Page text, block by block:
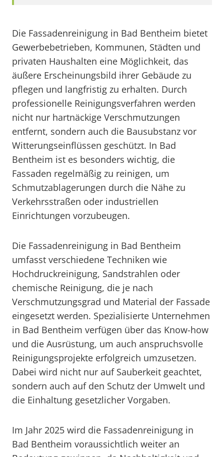
Die Fassadenreinigung in Bad Bentheim bietet
Gewerbebetrieben, Kommunen, Städten und
privaten Haushalten eine Möglichkeit, das
äußere Erscheinungsbild ihrer Gebäude zu
pflegen und langfristig zu erhalten. Durch
professionelle Reinigungsverfahren werden
nicht nur hartnäckige Verschmutzungen
entfernt, sondern auch die Bausubstanz vor
Witterungseinflüssen geschützt. In Bad
Bentheim ist es besonders wichtig, die
Fassaden regelmäßig zu reinigen, um
Schmutzablagerungen durch die Nähe zu
Verkehrsstraßen oder industriellen
Einrichtungen vorzubeugen.
Die Fassadenreinigung in Bad Bentheim
umfasst verschiedene Techniken wie
Hochdruckreinigung, Sandstrahlen oder
chemische Reinigung, die je nach
Verschmutzungsgrad und Material der Fassade
eingesetzt werden. Spezialisierte Unternehmen
in Bad Bentheim verfügen über das Know-how
und die Ausrüstung, um auch anspruchsvolle
Reinigungsprojekte erfolgreich umzusetzen.
Dabei wird nicht nur auf Sauberkeit geachtet,
sondern auch auf den Schutz der Umwelt und
die Einhaltung gesetzlicher Vorgaben.
Im Jahr 2025 wird die Fassadenreinigung in
Bad Bentheim voraussichtlich weiter an